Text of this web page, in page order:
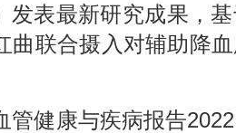
发表最新研究成果，
曲联合摄入对辅助降
健康与疾病报告2022